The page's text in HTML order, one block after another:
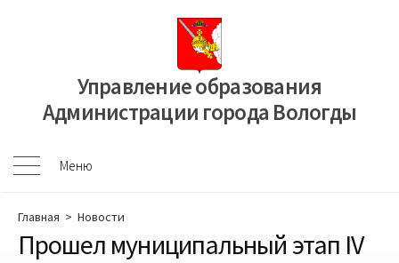
Управление образования
Администрации города Вологды
Меню
Меню
Главная > Новости
Прошел муниципальный этап IV